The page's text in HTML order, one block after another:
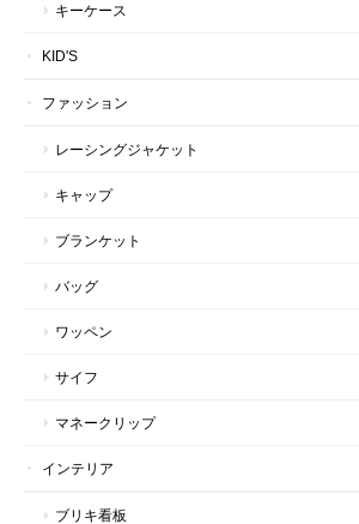
キーケース
KID'S
ファッション
レーシングジャケット
キャップ
ブランケット
バッグ
ワッペン
サイフ
マネークリップ
インテリア
ブリキ看板